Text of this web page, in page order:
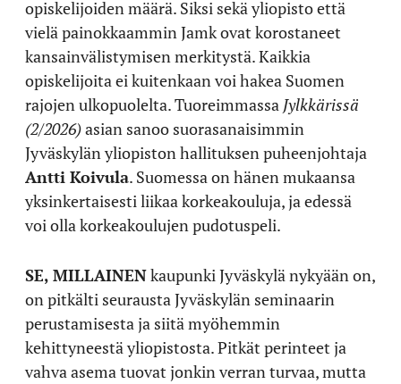
opiskelijoiden määrä. Siksi sekä yliopisto että
vielä painokkaammin Jamk ovat korostaneet
kansainvälistymisen merkitystä. Kaikkia
opiskelijoita ei kuitenkaan voi hakea Suomen
rajojen ulkopuolelta. Tuoreimmassa Jylkkärissä
(2/2026)asian sanoo suorasanaisimmin
Jyväskylän yliopiston hallituksen puheenjohtaja
Antti Koivula. Suomessa on hänen mukaansa
yksinkertaisesti liikaa korkeakouluja, ja edessä
voi olla korkeakoulujen pudotuspeli.
SE, MILLAINENkaupunki Jyväskylä nykyään on,
on pitkälti seurausta Jyväskylän seminaarin
perustamisesta ja siitä myöhemmin
kehittyneestä yliopistosta. Pitkät perinteet ja
vahva asema tuovat jonkin verran turvaa, mutta